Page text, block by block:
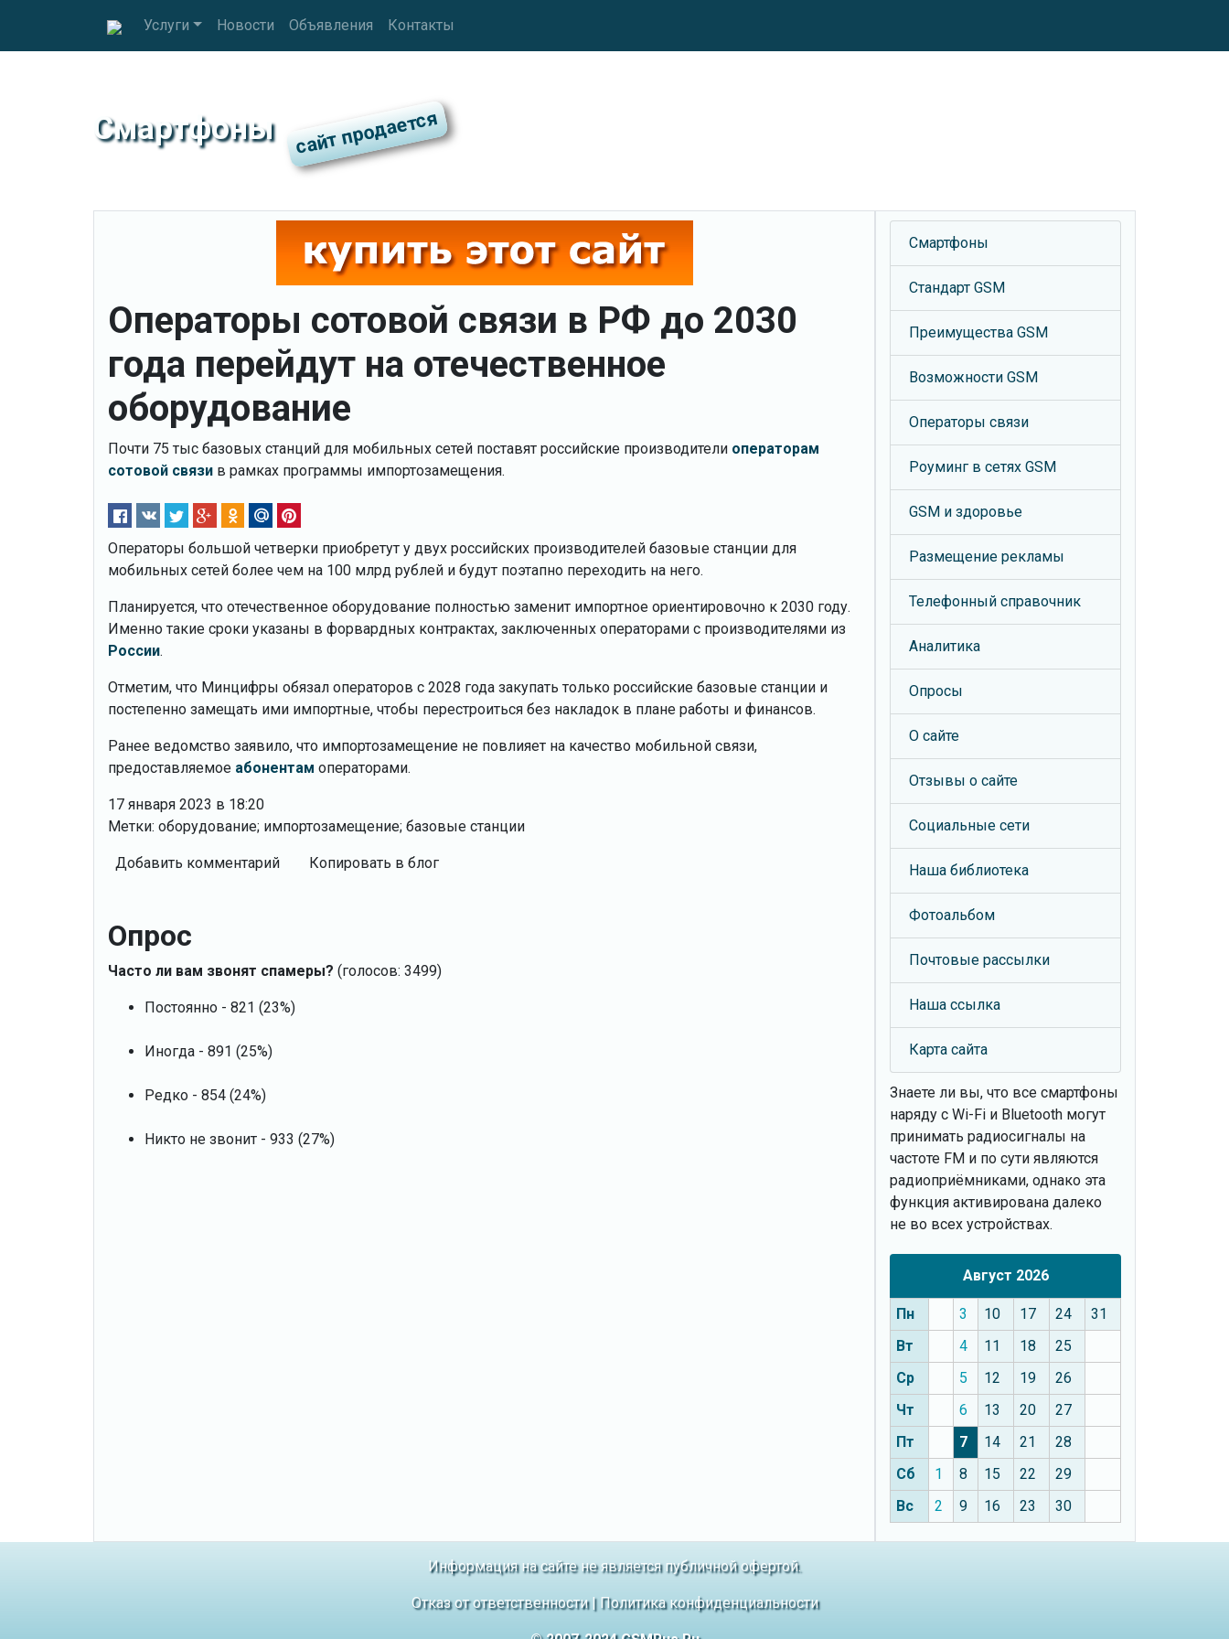
Услуги Новости Объявления Контакты
Смартфоны
Операторы сотовой связи в РФ до 2030
года перейдут на отечественное
оборудование
Почти 75 тыс базовых станций для мобильных сетей поставят российские производители операторам
сотовой связи в рамках программы импортозамещения.
Операторы большой четверки приобретут у двух российских производителей базовые станции для
мобильных сетей более чем на 100 млрд рублей и будут поэтапно переходить на него.
Планируется, что отечественное оборудование полностью заменит импортное ориентировочно к 2030 году.
Именно такие сроки указаны в форвардных контрактах, заключенных операторами с производителями из
России.
Отметим, что Минцифры обязал операторов с 2028 года закупать только российские базовые станции и
постепенно замещать ими импортные, чтобы перестроиться без накладок в плане работы и финансов.
Ранее ведомство заявило, что импортозамещение не повлияет на качество мобильной связи,
предоставляемое абонентам операторами.
17 января 2023 в 18:20
Метки: оборудование; импортозамещение; базовые станции
Добавить комментарий Копировать в блог
Опрос
Часто ли вам звонят спамеры? (голосов: 3499)
Постоянно - 821 (23%)
Иногда - 891 (25%)
Редко - 854 (24%)
Никто не звонит - 933 (27%)
Смартфоны
Стандарт GSM
Преимущества GSM
Возможности GSM
Операторы связи
Роуминг в сетях GSM
GSM и здоровье
Размещение рекламы
Телефонный справочник
Аналитика
Опросы
О сайте
Отзывы о сайте
Социальные сети
Наша библиотека
Фотоальбом
Почтовые рассылки
Наша ссылка
Карта сайта
Знаете ли вы, что все смартфоны
наряду с Wi-Fi и Bluetooth могут
принимать радиосигналы на
частоте FM и по сути являются
радиоприёмниками, однако эта
функция активирована далеко
не во всех устройствах.
Август 2026
Пн 3 10 17 24
31
Вт
4 11 18
25
Ср
5 12 19
26
Чт
6 13 20
27
Пт
7 14 21
28
Сб
1 8 15 22
29
Вс
2 9 16 23 30
Информация на сайте не является публичной офертой.
Отказ от ответственности| Политика конфиденциальности